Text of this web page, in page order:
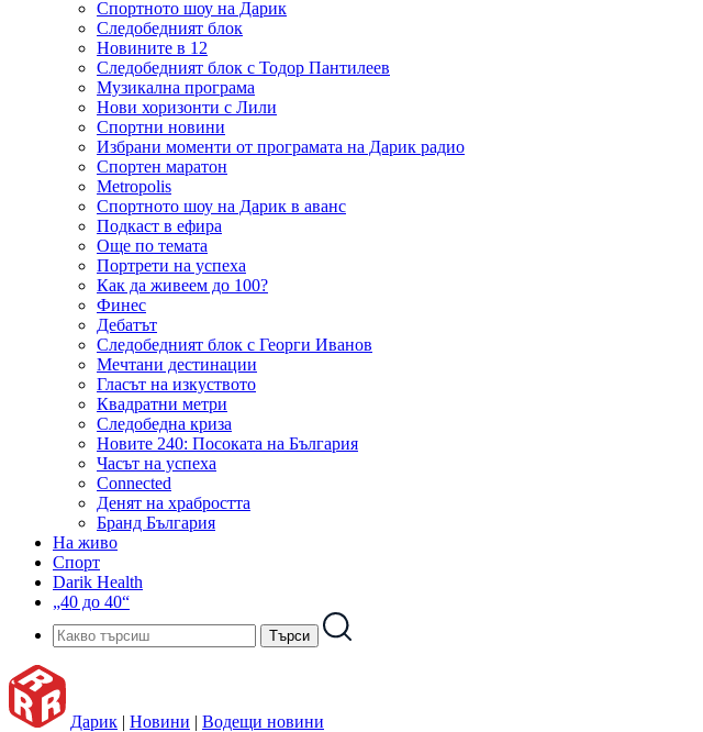
Спортното шоу на Дарик
Следобедният блок
Новините в 12
Следобедният блок с Тодор Пантилеев
Музикална програма
Нови хоризонти с Лили
Спортни новини
Избрани моменти от програмата на Дарик радио
Спортен маратон
Metropolis
Спортното шоу на Дарик в аванс
Подкаст в ефира
Още по темата
Портрети на успеха
Как да живеем до 100?
Финес
Дебатът
Следобедният блок с Георги Иванов
Мечтани дестинации
Гласът на изкуството
Квадратни метри
Следобедна криза
Новите 240: Посоката на България
Часът на успеха
Connected
Денят на храбростта
Бранд България
На живо
Спорт
Darik Health
„40 до 40“
Дарик | Новини | Водещи новини